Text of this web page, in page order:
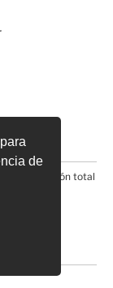
de
reproducción total